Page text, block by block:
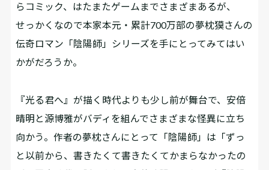
らコミック、はたまたゲームまでさまざまあるが、
せっかくなので本家本元・累計700万部の夢枕獏さんの
伝奇ロマン「陰陽師」シリーズを手にとってみてはい
かがだろうか。
『光る君へ』が描く時代よりも少し前が舞台で、安倍
晴明と源博雅がバディを組んでさまざまな怪異に立ち
向かう。作者の夢枕さんにとって「陰陽師」は「ずっ
と以前から、書きたくて書きたくてかまらなかったの